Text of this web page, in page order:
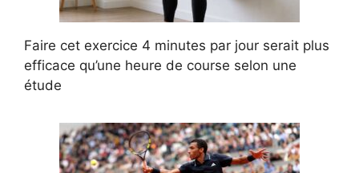
Faire cet exercice 4 minutes par jour serait plus
efficace qu’une heure de course selon une
étude